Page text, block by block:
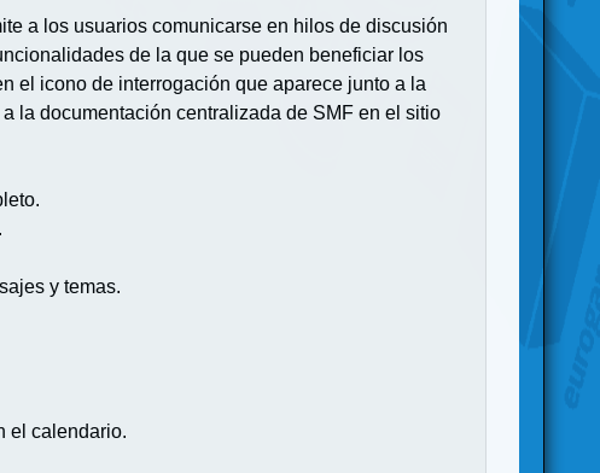
a los usuarios comunicarse en hilos de discusión
de la que se pueden beneficiar los
el icono de interrogación que aparece junto a la
la documentación centralizada de SMF en el sitio
y temas.
el calendario.